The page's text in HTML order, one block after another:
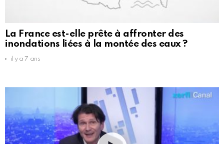
La France est-elle prête à affronter des
inondations liées à la montée des eaux ?
il y a 7 ans